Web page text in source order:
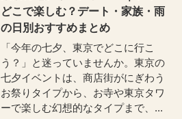
どこで楽しむ？デート・家族・雨
の日別おすすめまとめ
「今年の七夕、東京でどこに行こ
う？」と迷っていませんか。東京の
七夕イベントは、商店街がにぎわう
お祭りタイプから、お寺や東京タワ
ーで楽しむ幻想的なタイプまで、...